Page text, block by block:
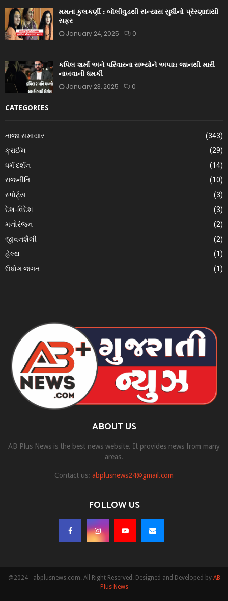
મમતા કુલકર્ણી : બૉલીવુડથી સંન્યાસ સુધીનો પ્રેરણાદાયી
સફર
January 24, 2025 0
કપિલ શર્મા અને પરિવારના સભ્યોને અપાઇ જાનથી મારી
નાખવાની ધમકી
January 23, 2025 0
CATEGORIES
તાજા સમાચાર
(343)
ક્રાઈમ
(29)
ધર્મ દર્શન
(14)
રાજનીતિ
(10)
સ્પોર્ટ્સ
(3)
દેશ-વિદેશ
(3)
મનોરંજન
(2)
જીવનશૈલી
(2)
હેલ્થ
(1)
ઉધોગ જગત
(1)
ABOUT US
AB Plus News is the best news website. It provides news from many
areas.
Contact us: abplusnews24@gmail.com
FOLLOW US
@2024 - abplusnews.com. All Right Reserved. Designed and Developed by AB
Plus News